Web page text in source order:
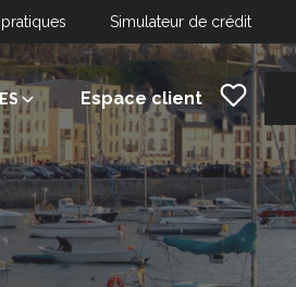
Simulateur de crédit
Espace client